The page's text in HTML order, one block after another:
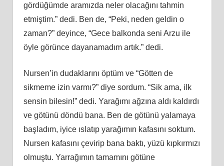
gördüğümde aramızda neler olacağını tahmin
etmiştim.” dedi. Ben de, “Peki, neden geldin o
zaman?” deyince, “Gece balkonda seni Arzu ile
öyle görünce dayanamadım artık.” dedi.
Nursen’in dudaklarını öptüm ve “Götten de
sikmeme izin varmı?” diye sordum. “Sik ama, ilk
sensin bilesin!” dedi. Yarağımı ağzına aldı kaldırdı
ve götünü döndü bana. Ben de götünü yalamaya
başladım, iyice ıslatıp yarağımın kafasını soktum.
Nursen kafasını çevirip bana baktı, yüzü kıpkırmızı
olmuştu. Yarrağımın tamamını götüne